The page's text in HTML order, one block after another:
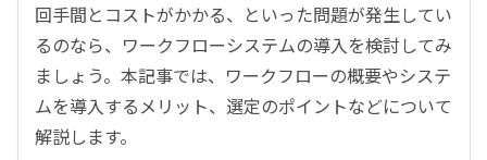
データ分析／BI
ガバナンス／リスク管理
BPR／業務改善
回手間とコストがかかる、といった問題が発生してい
るのなら、ワークフローシステムの導入を検討してみ
ましょう。本記事では、ワークフローの概要やシステ
ムを導入するメリット、選定のポイントなどについて
解説します。